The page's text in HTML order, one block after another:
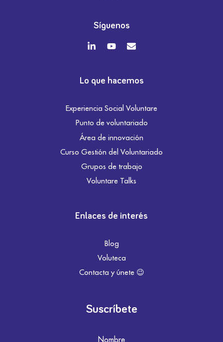
Síguenos
Lo que hacemos
Experiencia Social Voluntare
Punto de voluntariado
Área de innovación
Curso Gestión del Voluntariado
Grupos de trabajo
Voluntare Talks
Enlaces de interés
Blog
Voluteca
Contacta y únete 😉
Suscríbete
Nombre